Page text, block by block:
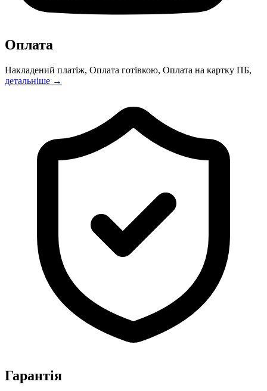
Оплата
Накладений платіж, Оплата готівкою, Оплата на картку ПБ,
детальніше →
Гарантія